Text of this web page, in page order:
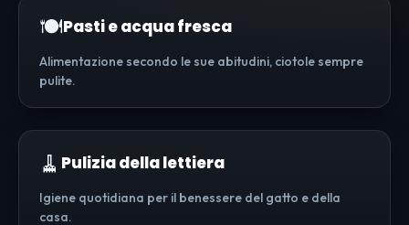
🍽️Pasti e acqua fresca
Alimentazione secondo le sue abitudini, ciotole sempre
pulite.
🧹 Pulizia della lettiera
Igiene quotidiana per il benessere del gatto e della
casa.